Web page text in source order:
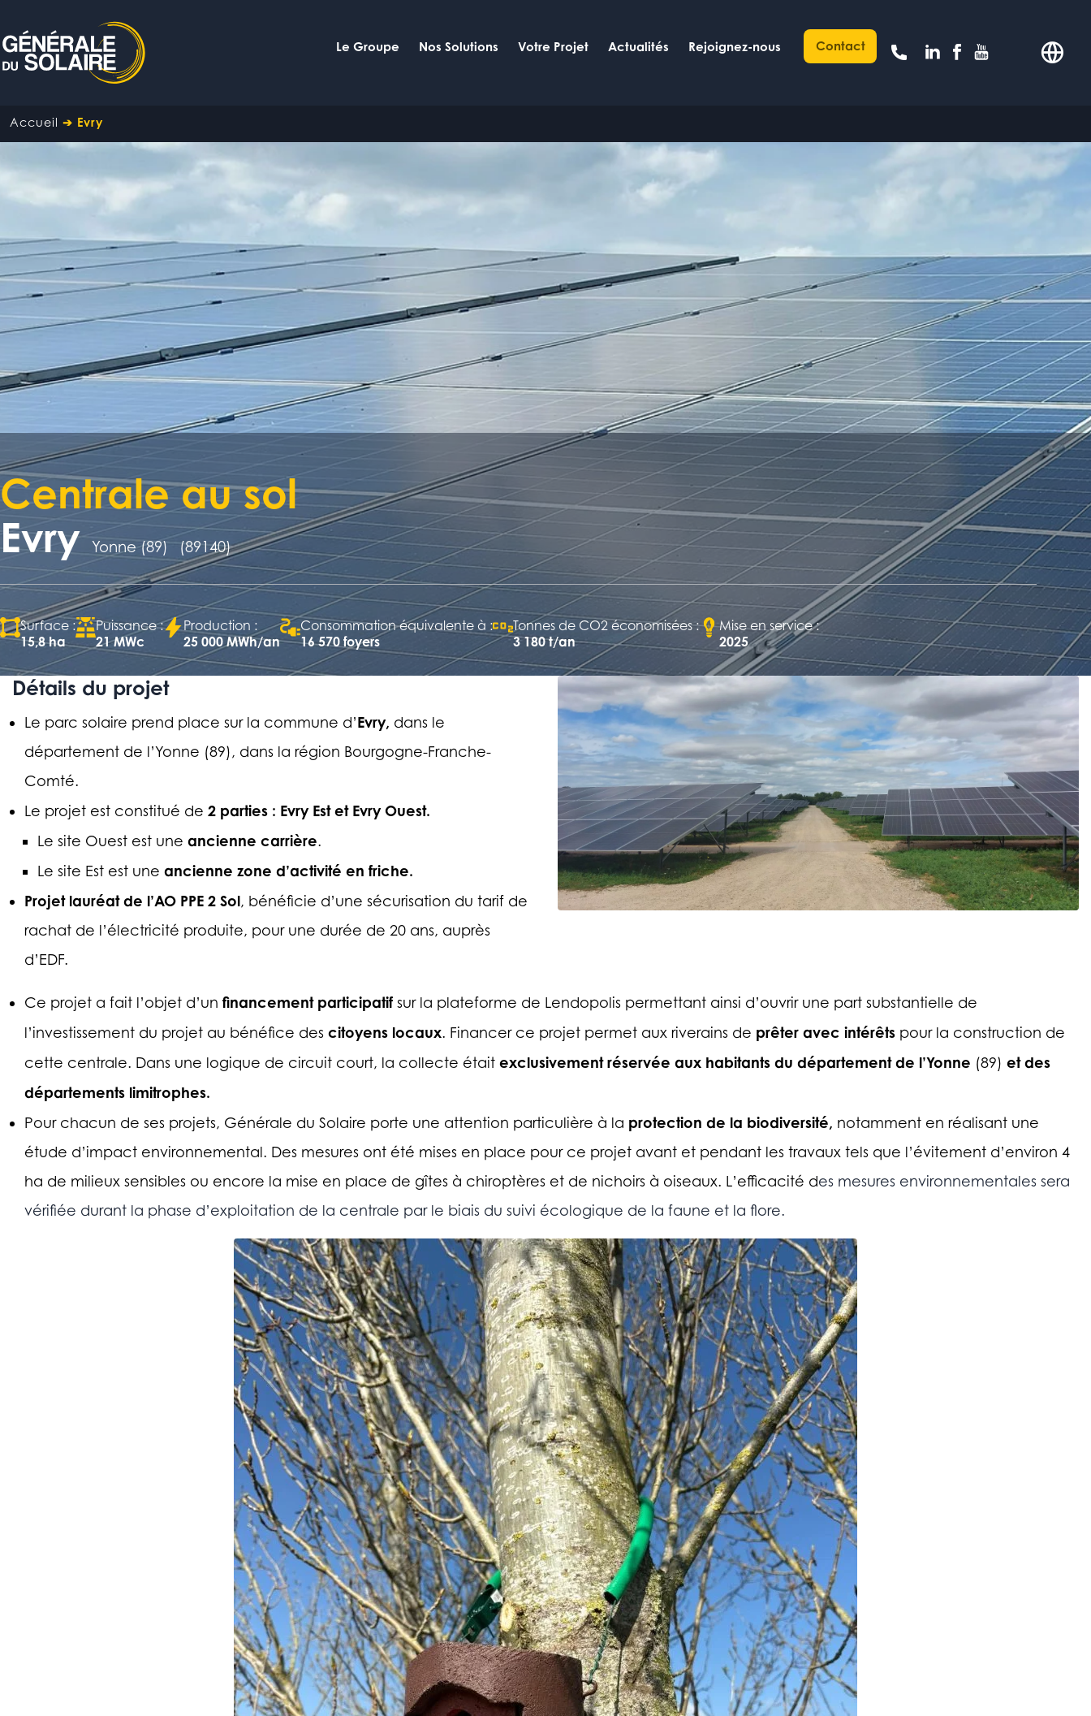
Le Groupe Nos Solutions Votre Projet Actualités Rejoignez-nous Contact
Accueil ➔ Evry
Centrale au sol
Evry
Yonne (89) (89140)
Surface :
15,8 ha
Puissance :
21 MWc
Production :
25 000 MWh/an
Consommation équivalente à :
16 570 foyers
Tonnes de CO2 économisées :
3 180 t/an
Mise en service :
2025
Détails du projet
Le parc solaire prend place sur la commune d’Evry, dans le
département de l’Yonne (89), dans la région Bourgogne-Franche-
Comté.
Le projet est constitué de2 parties : Evry Est et Evry Ouest.
Le site Ouest est une ancienne carrière.
Le site Est est une ancienne zone d’activité en friche.
Projet lauréat de l’AO PPE 2 Sol, bénéficie d’une sécurisation du tarif de
rachat de l’électricité produite, pour une durée de 20 ans, auprès
d’EDF.
Ce projet a fait l’objet d’unfinancement participatif sur la plateforme de Lendopolis permettant ainsi d’ouvrir une part substantielle de
l’investissement du projet au bénéfice des citoyens locaux. Financer ce projet permet aux riverains de prêter avec intérêts pour la construction de
cette centrale. Dans une logique de circuit court, la collecte étaitexclusivement réservée aux habitants du département de l’Yonne (89)et des
départements limitrophes.
Pour chacun de ses projets, Générale du Solaire porte une attention particulière à la protection de la biodiversité, notamment en réalisant une
étude d’impact environnemental. Des mesures ont été mises en place pour ce projet avant et pendant les travaux tels que l’évitement d’environ 4
ha de milieux sensibles ou encore la mise en place de gîtes à chiroptères et de nichoirs à oiseaux. L’efficacité des mesures environnementales sera
vérifiée durant la phase d’exploitation de la centrale par le biais du suivi écologique de la faune et la flore.